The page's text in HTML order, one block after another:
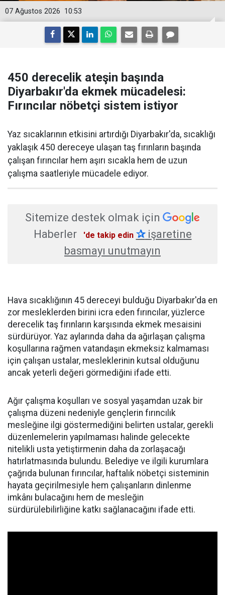
10:53
07 Ağustos 2026
450 derecelik ateşin başında
Diyarbakır'da ekmek mücadelesi:
Fırıncılar nöbetçi sistem istiyor
Yaz sıcaklarının etkisini artırdığı Diyarbakır'da, sıcaklığı
yaklaşık 450 dereceye ulaşan taş fırınların başında
çalışan fırıncılar hem aşırı sıcakla hem de uzun
çalışma saatleriyle mücadele ediyor.
Sitemize destek olmak için
Haberler
'de takip edin ✰işaretine
basmayı unutmayın
Hava sıcaklığının 45 dereceyi bulduğu Diyarbakır'da en
zor mesleklerden birini icra eden fırıncılar, yüzlerce
derecelik taş fırınların karşısında ekmek mesaisini
sürdürüyor. Yaz aylarında daha da ağırlaşan çalışma
koşullarına rağmen vatandaşın ekmeksiz kalmaması
için çalışan ustalar, mesleklerinin kutsal olduğunu
ancak yeterli değeri görmediğini ifade etti.
Ağır çalışma koşulları ve sosyal yaşamdan uzak bir
çalışma düzeni nedeniyle gençlerin fırıncılık
mesleğine ilgi göstermediğini belirten ustalar, gerekli
düzenlemelerin yapılmaması halinde gelecekte
nitelikli usta yetiştirmenin daha da zorlaşacağı
hatırlatmasında bulundu. Belediye ve ilgili kurumlara
çağrıda bulunan fırıncılar, haftalık nöbetçi sisteminin
hayata geçirilmesiyle hem çalışanların dinlenme
imkânı bulacağını hem de mesleğin
sürdürülebilirliğine katkı sağlanacağını ifade etti.